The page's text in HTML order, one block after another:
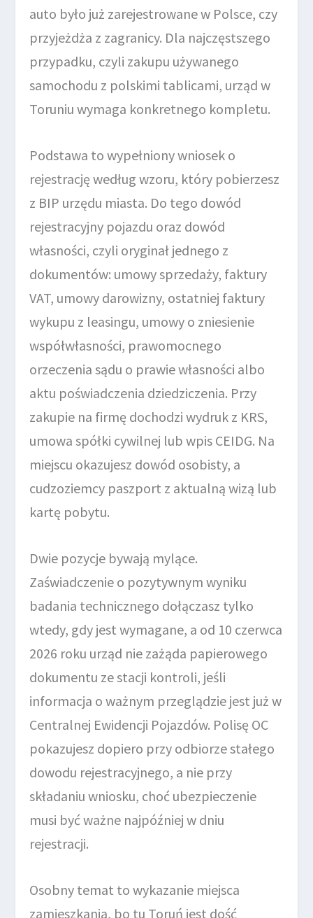
auto było już zarejestrowane w Polsce, czy
przyjeżdża z zagranicy. Dla najczęstszego
przypadku, czyli zakupu używanego
samochodu z polskimi tablicami, urząd w
Toruniu wymaga konkretnego kompletu.
Podstawa to wypełniony wniosek o
rejestrację według wzoru, który pobierzesz
z BIP urzędu miasta. Do tego dowód
rejestracyjny pojazdu oraz dowód
własności, czyli oryginał jednego z
dokumentów: umowy sprzedaży, faktury
VAT, umowy darowizny, ostatniej faktury
wykupu z leasingu, umowy o zniesienie
współwłasności, prawomocnego
orzeczenia sądu o prawie własności albo
aktu poświadczenia dziedziczenia. Przy
zakupie na firmę dochodzi wydruk z KRS,
umowa spółki cywilnej lub wpis CEIDG. Na
miejscu okazujesz dowód osobisty, a
cudzoziemcy paszport z aktualną wizą lub
kartę pobytu.
Dwie pozycje bywają mylące.
Zaświadczenie o pozytywnym wyniku
badania technicznego dołączasz tylko
wtedy, gdy jest wymagane, a od 10 czerwca
2026 roku urząd nie zażąda papierowego
dokumentu ze stacji kontroli, jeśli
informacja o ważnym przeglądzie jest już w
Centralnej Ewidencji Pojazdów. Polisę OC
pokazujesz dopiero przy odbiorze stałego
dowodu rejestracyjnego, a nie przy
składaniu wniosku, choć ubezpieczenie
musi być ważne najpóźniej w dniu
rejestracji.
Osobny temat to wykazanie miejsca
zamieszkania, bo tu Toruń jest dość